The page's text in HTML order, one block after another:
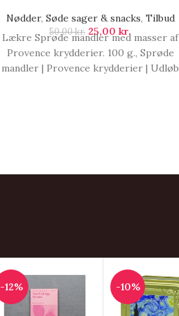
Nødder, Søde sager & snacks, Tilbud
50,00kr. 25,00 kr.
Lækre Sprøde mandler med masser af
Provence krydderier. 100 g., Sprøde
mandler | Provence krydderier | Udløb
-12% -10%